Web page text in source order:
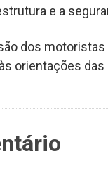
e a
dos
orientações